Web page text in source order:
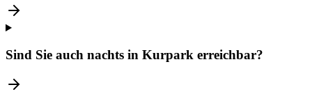
Sind Sie auch nachts in Kurpark erreichbar?